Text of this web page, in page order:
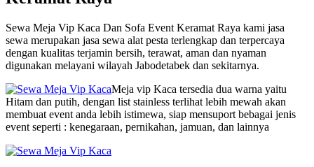
Sewa Meja Vip Kaca Dan Sofa Event Keramat Raya kami jasa
sewa merupakan jasa sewa alat pesta terlengkap dan terpercaya
dengan kualitas terjamin bersih, terawat, aman dan nyaman
digunakan melayani wilayah Jabodetabek dan sekitarnya.
Meja vip Kaca tersedia dua warna yaitu
Hitam dan putih, dengan list stainless terlihat lebih mewah akan
membuat event anda lebih istimewa, siap mensuport bebagai jenis
event seperti : kenegaraan, pernikahan, jamuan, dan lainnya